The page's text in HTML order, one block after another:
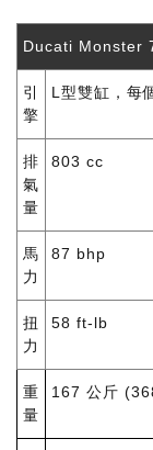
Ducati Monster
引
擎
L型雙缸，每
排
氣
量
803 cc
馬
力
87 bhp
扭
力
58 ft-lb
重
量
167 公斤